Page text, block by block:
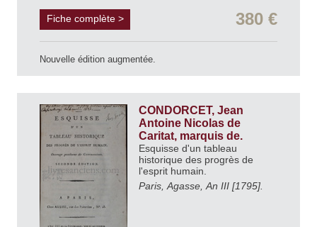
Fiche complète > 380 €
Nouvelle édition augmentée.
CONDORCET, Jean
Antoine Nicolas de
Caritat, marquis de.
Esquisse d'un tableau
historique des progrès de
l'esprit humain.
Paris, Agasse, An III [1795].